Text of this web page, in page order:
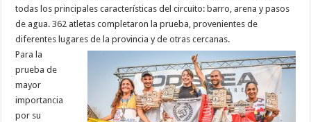
todas los principales características del circuito: barro, arena y pasos
de agua. 362 atletas completaron la prueba, provenientes de
diferentes lugares de la provincia y de otras cercanas.
Para la
prueba de
mayor
importancia
por su